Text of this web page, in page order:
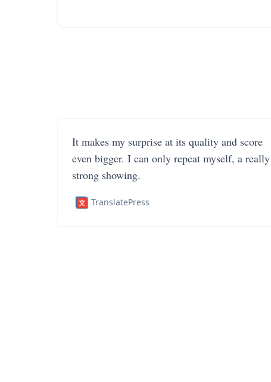
It makes my surprise at its quality and score
even bigger. I can only repeat myself, a really
strong showing.
TranslatePress